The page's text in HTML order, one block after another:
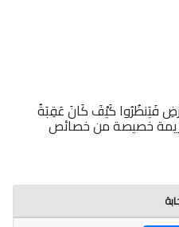
فَيَنظُرُوا كَيْفَ كَانَ عَقِبَةُ
خصيصة من خصائص